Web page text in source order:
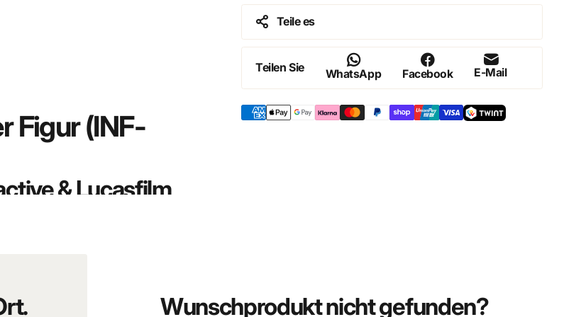
Figur (INF-
& Lucasfilm
gelungene Umsetzung des berühmten
Teile es
Teilen Sie WhatsApp Facebook E-Mail
Wunschprodukt nicht gefunden?